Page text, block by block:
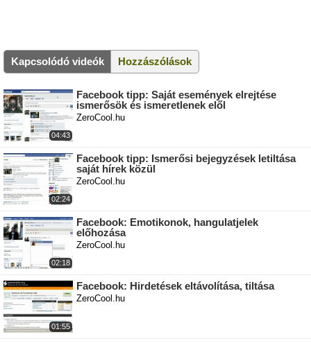
Kapcsolódó videók Hozzászólások
04:43
Facebook tipp: Saját események elrejtése
ismerősök és ismeretlenek elől
ZeroCool.hu
02:24
Facebook tipp: Ismerősi bejegyzések letiltása
saját hírek közül
ZeroCool.hu
02:18
Facebook: Emotikonok, hangulatjelek
előhozása
ZeroCool.hu
01:55
Facebook: Hirdetések eltávolítása, tiltása
ZeroCool.hu